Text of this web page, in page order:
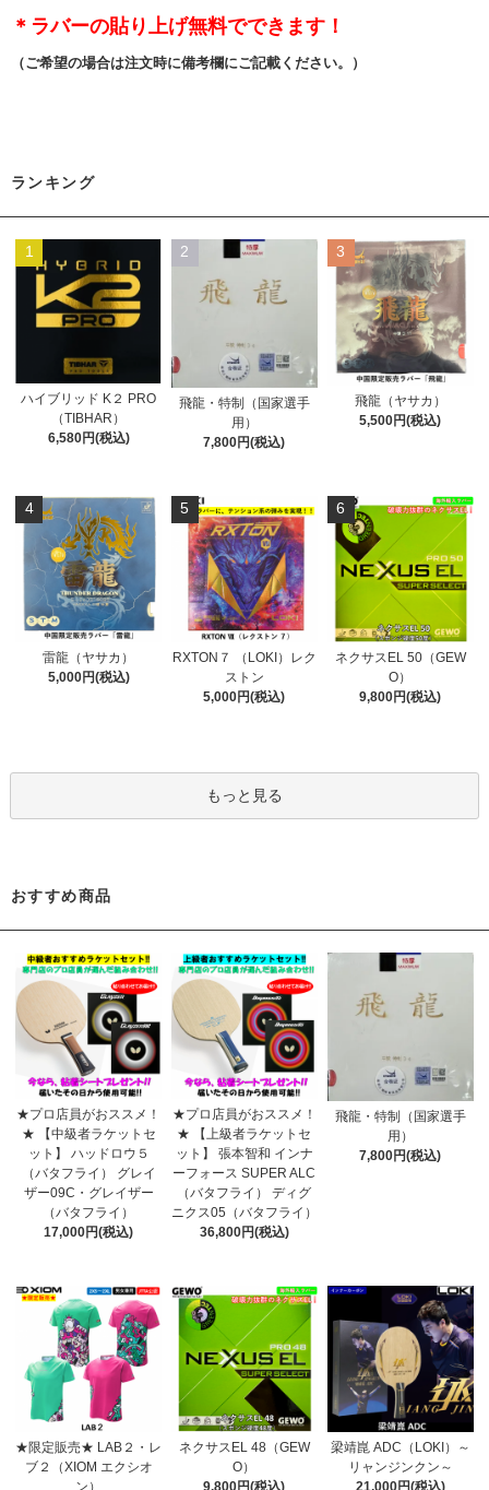
＊ラバーの貼り上げ無料でできます！
（ご希望の場合は注文時に備考欄にご記載ください。）
ランキング
1
ハイブリッド K２ PRO
（TIBHAR）
6,580円(税込)
2
飛龍・特制（国家選手
用）
7,800円(税込)
3
飛龍（ヤサカ）
5,500円(税込)
4
雷龍（ヤサカ）
5,000円(税込)
5
RXTON７ （LOKI）レク
ストン
5,000円(税込)
6
ネクサスEL 50（GEW
O）
9,800円(税込)
もっと見る
おすすめ商品
★プロ店員がおススメ！
★ 【中級者ラケットセ
ット】 ハッドロウ５
（バタフライ） グレイ
ザー09C・グレイザー
（バタフライ）
17,000円(税込)
★プロ店員がおススメ！
★ 【上級者ラケットセ
ット】 張本智和 インナ
ーフォース SUPER ALC
（バタフライ） ディグ
ニクス05（バタフライ）
36,800円(税込)
飛龍・特制（国家選手
用）
7,800円(税込)
★限定販売★ LAB２・レ
ブ２（XIOM エクシオ
ン）
ネクサスEL 48（GEW
O）
9,800円(税込)
梁靖崑 ADC（LOKI）～
リャンジンクン～
21,000円(税込)